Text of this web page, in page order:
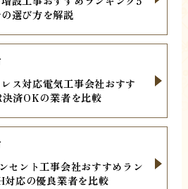
選び方を解説
ス対応電気工事会社おすす
済OKの業者を比較
セント工事会社おすすめラン
応の優良業者を比較